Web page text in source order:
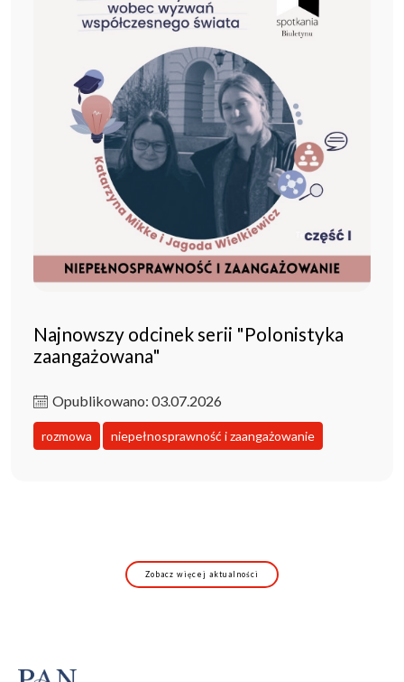
Najnowszy odcinek serii "Polonistyka
zaangażowana"
Opublikowano: 03.07.2026
rozmowa niepełnosprawność i zaangażowanie
Zobacz więcej aktualności